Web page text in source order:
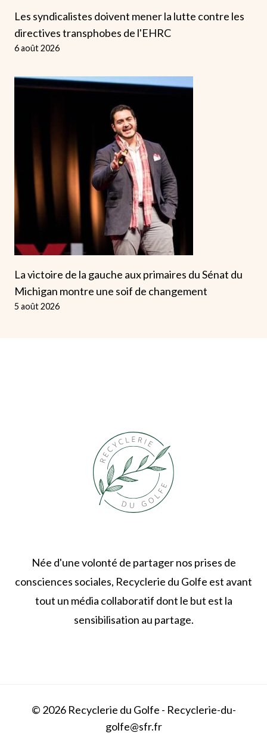
Les syndicalistes doivent mener la lutte contre les
directives transphobes de l'EHRC
6 août 2026
La victoire de la gauche aux primaires du Sénat du
Michigan montre une soif de changement
5 août 2026
Née d'une volonté de partager nos prises de
consciences sociales, Recyclerie du Golfe est avant
tout un média collaboratif dont le but est la
sensibilisation au partage.
© 2026 Recyclerie du Golfe - Recyclerie-du-
golfe@sfr.fr